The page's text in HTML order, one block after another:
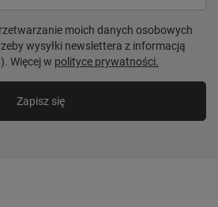
moich danych osobowych
wysyłki newslettera z informacją
Więcej w polityce prywatności.
Zapisz się